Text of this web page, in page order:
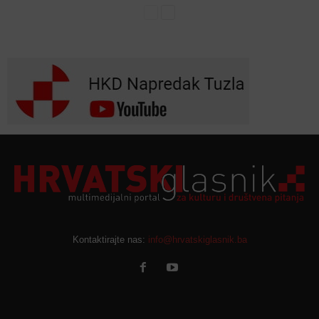
Kontaktirajte nas: info@hrvatskiglasnik.ba